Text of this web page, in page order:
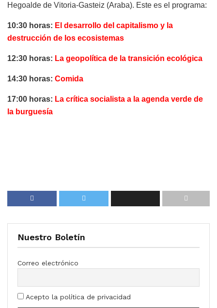
Hegoalde de Vitoria-Gasteiz (Araba). Este es el programa:
10:30 horas: El desarrollo del capitalismo y la
destrucción de los ecosistemas
12:30 horas: La geopolítica de la transición ecológica
14:30 horas: Comida
17:00 horas: La crítica socialista a la agenda verde de
la burguesía
Nuestro Boletín
Correo electrónico
Acepto la política de privacidad